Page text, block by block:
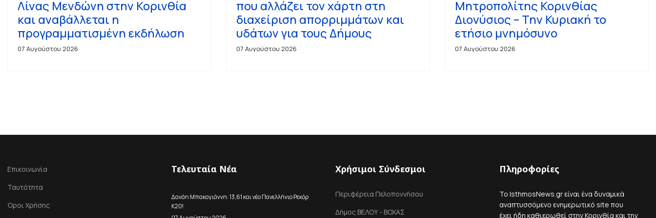
Λίνας Μενδώνη στην Κορινθία
και αναβάλλεται η
προγραμματισμένη εκδήλωση
07 Αυγούστου 2026
που αλλάζει τον χάρτη στη
διαχείριση απορριμμάτων και
υδάτων για τους Δήμους
07 Αυγούστου 2026
Μητροπολίτης Κορινθίας
Διονύσιος – Την Κυριακή το
ετήσιο μνημόσυνο
07 Αυγούστου 2026
Επικοινωνία
Ταυτότητα
Όροι Χρήσης
Τελευταία Νέα
Δανάη Μπακογιάννη: 13,61 και νέο Πανελλήνιο Ρεκόρ
Κ20!
Χρήσιμοι Σύνδεσμοι
Περιφέρεια Πελοποννήσου
Δήμος ΒΕΛΟΥ - ΒΟΧΑΣ
Πληροφορίες
Το IsthmosNews.gr είναι ένα δυναμικά
αναπτυσσόμενο ενημερωτικό site που
έχει ήδη καθιερωθεί στην Κορινθία και την